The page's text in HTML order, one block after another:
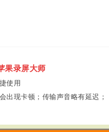
果录屏大师
使用
出现卡顿；传输声音略有延迟；